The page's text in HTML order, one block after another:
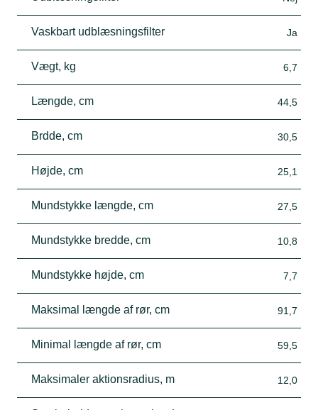
Vaskbart udblæsningsfilter Ja
Vægt, kg 6,7
Længde, cm 44,5
Brdde, cm 30,5
Højde, cm 25,1
Mundstykke længde, cm 27,5
Mundstykke bredde, cm 10,8
Mundstykke højde, cm 7,7
Maksimal længde af rør, cm 91,7
Minimal længde af rør, cm 59,5
Maksimaler aktionsradius, m 12,0